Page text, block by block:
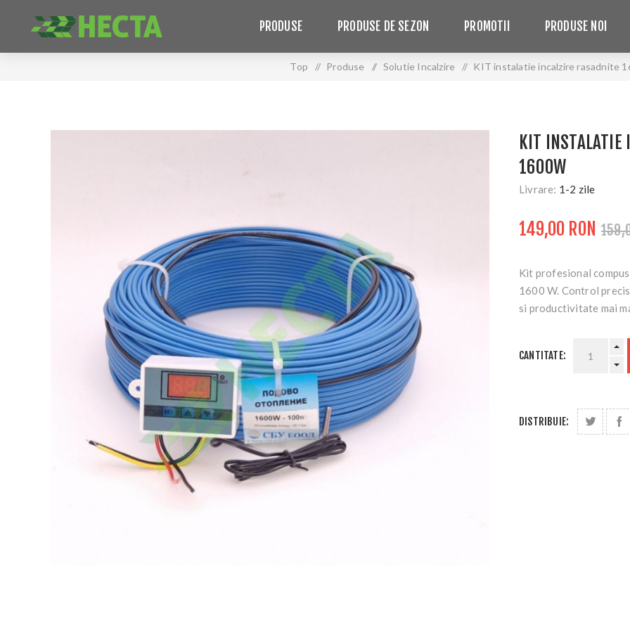
PRODUSE PRODUSE DE SEZON PROMOTII PRODUSE NOI
Top / Produse / Solutie Incalzire / KIT instalatie incalzire rasadnite
KIT INSTALATIE
1600W
Livrare: 1-2 zile
149,00 RON
Kit profesional
1600 W. Control
si productivitate mai
CANTITATE:
DISTRIBUIE: